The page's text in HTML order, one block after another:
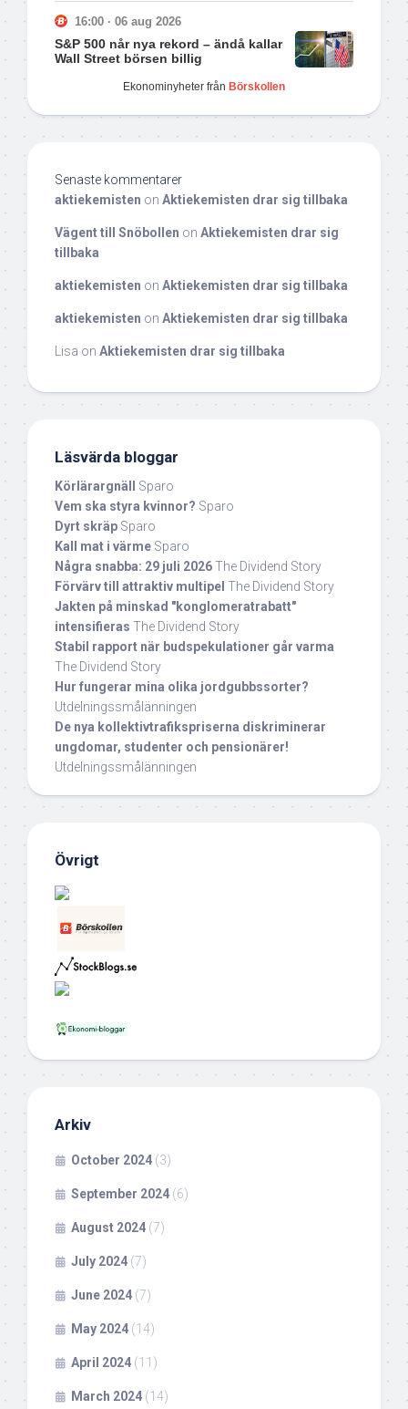
16:00 · 06 aug 2026
S&P 500 når nya rekord – ändå kallar
Wall Street börsen billig
Ekonominyheter från Börskollen
Senaste kommentarer
aktiekemisten on Aktiekemisten drar sig tillbaka
Vägent till Snöbollen on Aktiekemisten drar sig
tillbaka
aktiekemisten on Aktiekemisten drar sig tillbaka
aktiekemisten on Aktiekemisten drar sig tillbaka
Lisa on Aktiekemisten drar sig tillbaka
Läsvärda bloggar
Körlärargnäll
Sparo
Vem ska styra kvinnor? Sparo
Dyrt skräp Sparo
Kall mat i värme Sparo
Några snabba: 29 juli 2026The Dividend Story
Förvärv till attraktiv multipel The Dividend Story
Jakten på minskad "konglomeratrabatt"
intensifieras The Dividend Story
Stabil rapport när budspekulationer går varma
The Dividend Story
Hur fungerar mina olika jordgubbssorter?
Utdelningssmålänningen
De nya kollektivtrafikspriserna diskriminerar
ungdomar, studenter och pensionärer!
Utdelningssmålänningen
Övrigt
Arkiv
October 2024 (3)
September 2024 (6)
August 2024 (7)
July 2024 (7)
June 2024 (7)
May 2024 (14)
April 2024 (11)
March 2024 (14)